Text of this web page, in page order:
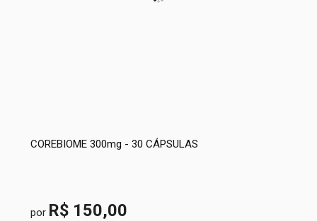
COREBIOME 300mg - 30 CÁPSULAS
por R$ 150,00